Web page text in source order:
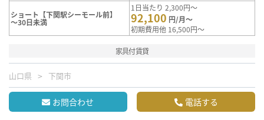
ショート【下関駅シーモール前】
～30日未満
1日当たり 2,300円～
92,100 円/月～
初期費用他 16,500円～
家具付賃貸
山口県 下関市
お問合わせ 電話する